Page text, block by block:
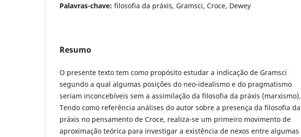
Palavras-chave: filosofia da práxis, Gramsci, Croce, Dewey
Resumo
O presente texto tem como propósito estudar a indicação de Gramsci
segundo a qual algumas posições do neo-idealismo e do pragmatismo
seriam inconcebíveis sem a assimilação da filosofia da práxis (marxismo).
Tendo como referência análises do autor sobre a presença da filosofia da
práxis no pensamento de Croce, realiza-se um primeiro movimento de
aproximação teórica para investigar a existência de nexos entre algumas